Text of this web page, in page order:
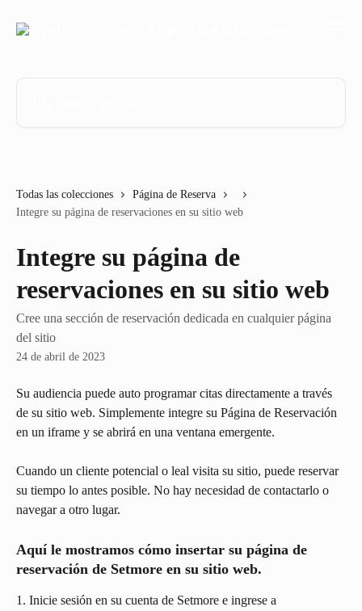
Todas las colecciones
Página de Reserva
Integre su página de reservaciones en su sitio web
Integre su página de
reservaciones en su sitio web
Cree una sección de reservación dedicada en cualquier página
del sitio
24 de abril de 2023
Su audiencia puede auto programar citas directamente a través
de su sitio web. Simplemente integre su Página de Reservación
en un iframe y se abrirá en una ventana emergente.
Cuando un cliente potencial o leal visita su sitio, puede reservar
su tiempo lo antes posible. No hay necesidad de contactarlo o
navegar a otro lugar.
Aquí le mostramos cómo insertar su página de
reservación de Setmore en su sitio web.
1. Inicie sesión en su cuenta de Setmore e ingrese a